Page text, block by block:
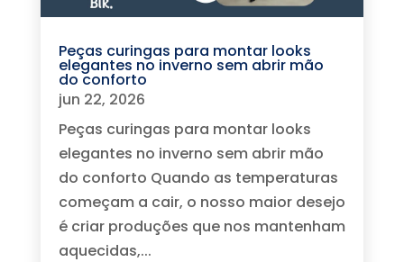
Peças curingas para montar looks
elegantes no inverno sem abrir mão
do conforto
jun 22, 2026
Peças curingas para montar looks
elegantes no inverno sem abrir mão
do conforto Quando as temperaturas
começam a cair, o nosso maior desejo
é criar produções que nos mantenham
aquecidas,...